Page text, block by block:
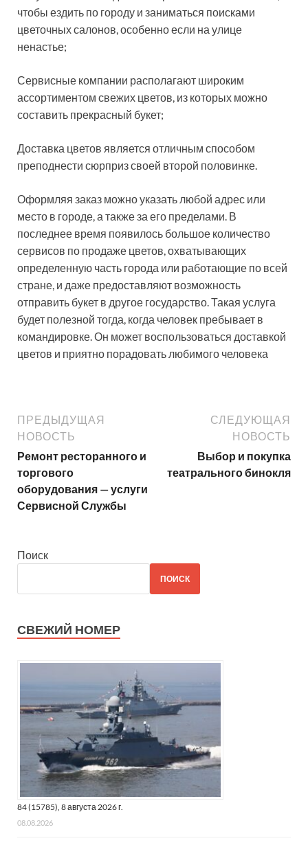
чтобы ездить по городу и заниматься поисками
цветочных салонов, особенно если на улице
ненастье;
Сервисные компании располагают широким
ассортиментом свежих цветов, из которых можно
составить прекрасный букет;
Доставка цветов является отличным способом
преподнести сюрприз своей второй половинке.
Оформляя заказ можно указать любой адрес или
место в городе, а также за его пределами. В
последнее время появилось большое количество
сервисов по продаже цветов, охватывающих
определенную часть города или работающие по всей
стране, и даже предоставляют возможность
отправить букет в другое государство. Такая услуга
будет полезной тогда, когда человек пребывает в
командировке. Он может воспользоваться доставкой
цветов и приятно порадовать любимого человека
ПРЕДЫДУЩАЯ
НОВОСТЬ
Ремонт ресторанного и
торгового
оборудования — услуги
Сервисной Службы
СЛЕДУЮЩАЯ
НОВОСТЬ
Выбор и покупка
театрального бинокля
Поиск
ПОИСК
СВЕЖИЙ НОМЕР
84 (15785), 8 августа 2026 г.
08.08.2026